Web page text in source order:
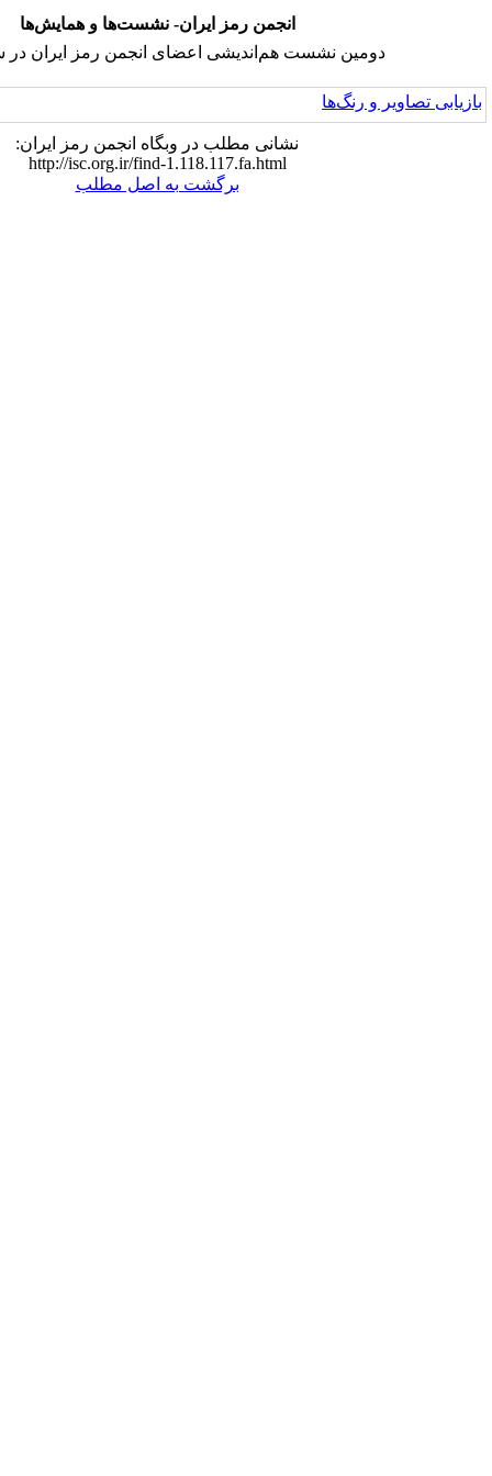
انجمن رمز ایران- نشست‌ها و همایش‌ها
هم‌اندیشی اعضای انجمن رمز ایران در سال ۱۴۰۰
نشانی مطلب در وبگاه انجمن رمز ایران:
http://isc.org.ir/find-1.118.117.fa.html